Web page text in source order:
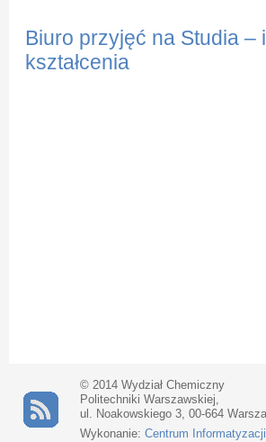
Biuro przyjęć na Studia
kształcenia
© 2014 Wydział Chemiczny
Politechniki Warszawskiej,
ul. Noakowskiego 3, 00-664
Wykonanie: Centrum